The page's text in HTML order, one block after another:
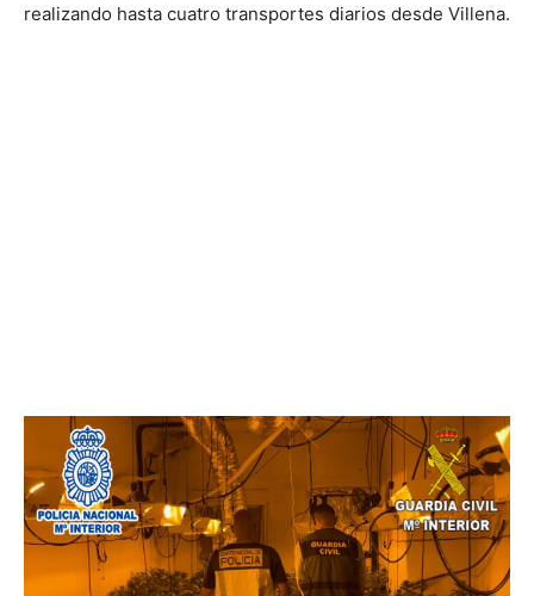
realizando hasta cuatro transportes diarios desde Villena.